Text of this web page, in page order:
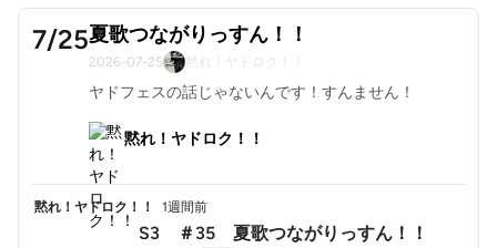
7/25夏歌つながりっすん！！
2026-07-25 黙れ！ヤドロク！！
ヤドフェスの話じゃないんです！すんません！
黙れ！ヤドロク！！
黙れ！ヤドロク！！ 1週間前
S3 ＃35 夏歌つながりっすん！！